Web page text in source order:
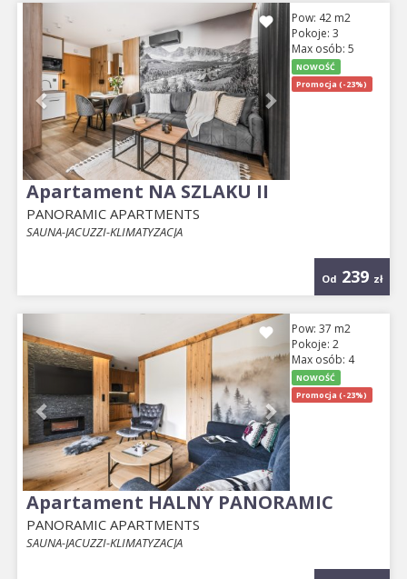
Od 239 zł
Previous NextPow: 42 m2
Pokoje: 3
Max osób: 5
NOWOŚĆ
Promocja (-23%)
Apartament NA SZLAKU II
PANORAMIC APARTMENTS
SAUNA-JACUZZI-KLIMATYZACJA
NextPow: 37 m2
Pokoje: 2
Max osób: 4
NOWOŚĆ
Promocja (-23%)
Apartament HALNY PANORAMIC
PANORAMIC APARTMENTS
SAUNA-JACUZZI-KLIMATYZACJA